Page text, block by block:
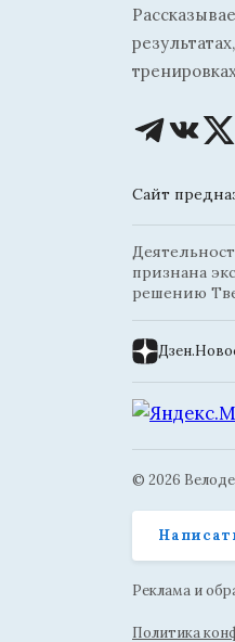
Сайт
признана
решению
© 2026
Реклама и
Политика